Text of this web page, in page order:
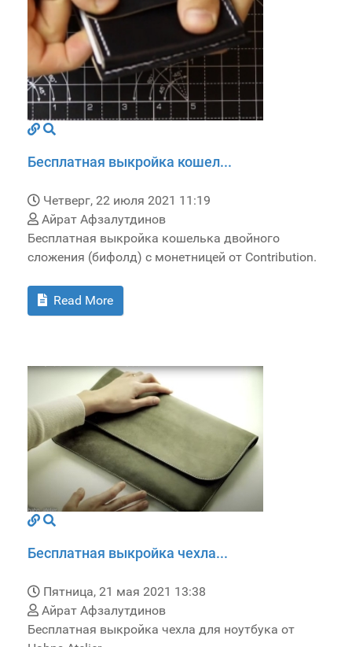
Бесплатная выкройка кошел...
Четверг, 22 июля 2021 11:19
Айрат Афзалутдинов
Бесплатная выкройка кошелька двойного
сложения (бифолд) с монетницей от Contribution.
Read More
Бесплатная выкройка чехла...
Пятница, 21 мая 2021 13:38
Айрат Афзалутдинов
Бесплатная выкройка чехла для ноутбука от